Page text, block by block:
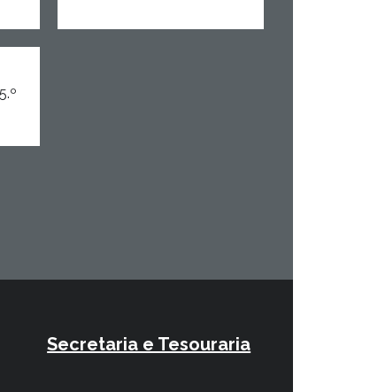
Secretaria e Tesouraria